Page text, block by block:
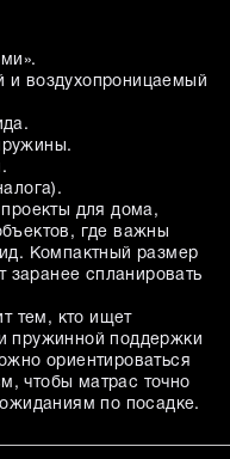
и воздухопроницаемый
для дома,
где важны
Компактный размер
заранее спланировать
тем, кто ищет
пружинной поддержки
ориентироваться
чтобы матрас точно
по посадке.